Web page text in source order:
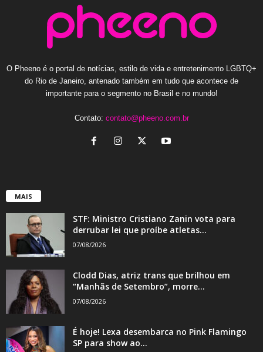
O Pheeno é o portal de notícias, estilo de vida e entretenimento LGBTQ+
do Rio de Janeiro, antenado também em tudo que acontece de
importante para o segmento no Brasil e no mundo!
Contato: contato@pheeno.com.br
MAIS
STF: Ministro Cristiano Zanin vota para
derrubar lei que proíbe atletas...
07/08/2026
Clodd Dias, atriz trans que brilhou em
“Manhãs de Setembro”, morre...
07/08/2026
É hoje! Lexa desembarca no Pink Flamingo
SP para show ao...